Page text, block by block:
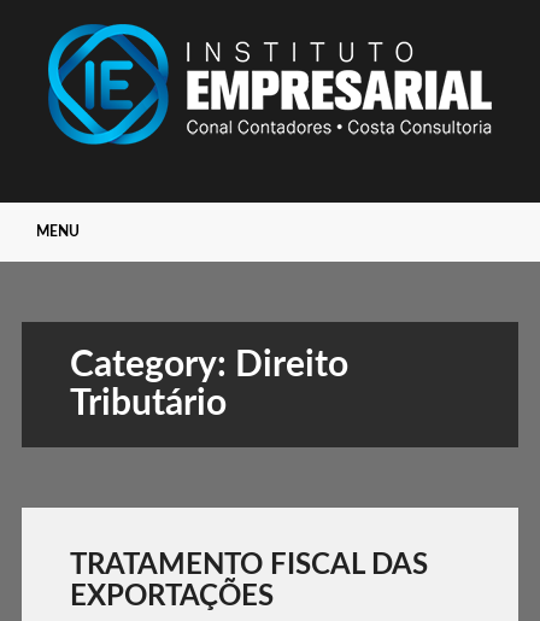
Main menu
MENU
Category: Direito
Tributário
TRATAMENTO FISCAL DAS
EXPORTAÇÕES